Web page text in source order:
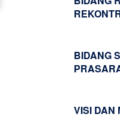
BIDANG
VISI DAN